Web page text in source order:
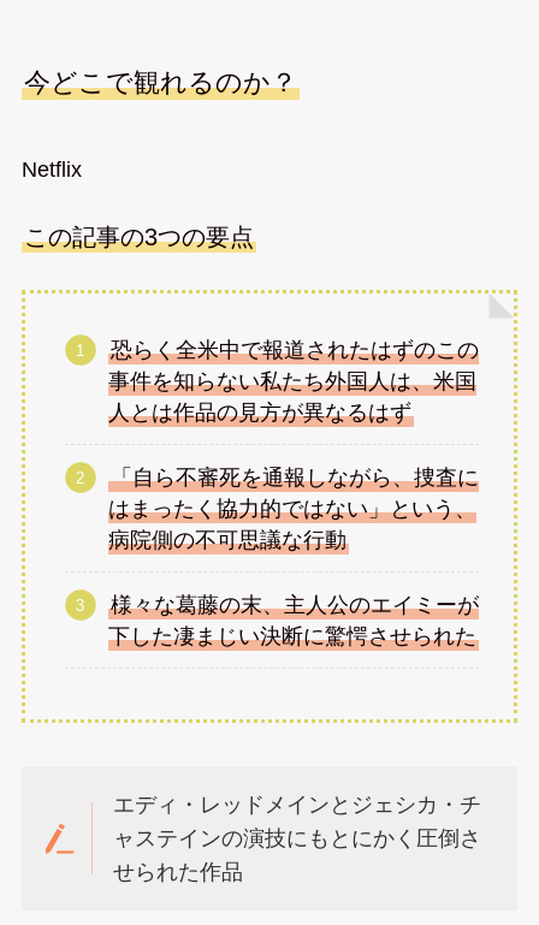
今どこで観れるのか？
Netflix
この記事の3つの要点
恐らく全米中で報道されたはずのこの
事件を知らない私たち外国人は、米国
人とは作品の見方が異なるはず
「自ら不審死を通報しながら、捜査に
はまったく協力的ではない」という、
病院側の不可思議な行動
様々な葛藤の末、主人公のエイミーが
下した凄まじい決断に驚愕させられた
エディ・レッドメインとジェシカ・チ
ャステインの演技にもとにかく圧倒さ
せられた作品